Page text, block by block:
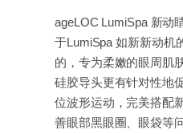
ageLOC LumiSpa 新动
于LumiSpa 如新新动机
的，专为柔嫩的眼周肌
硅胶导头更有针对性地
位波形运动，完美搭配
善眼部黑眼圈、眼袋等